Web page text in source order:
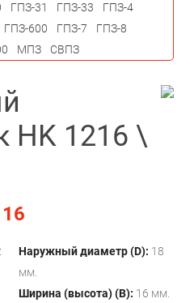
HK 1216 \
Наружный диаметр (D): 18
мм.
Ширина (высота) (B): 16 мм.
ГПЗ-31 ГПЗ-33
ГПЗ-4
ГПЗ-600 ГПЗ-7
ГПЗ-8
МПЗ СВПЗ